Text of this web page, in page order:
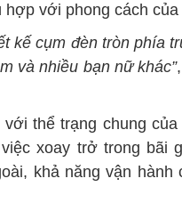
với phong cách
kế cụm đèn tròn phía
và nhiều bạn nữ khác”
thể trạng chung của
xoay trở trong bãi
khả năng vận hành